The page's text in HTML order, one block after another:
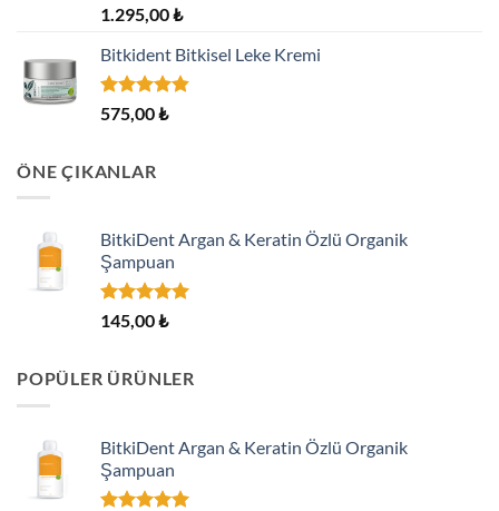
5
üzerinden
4.70 oy
aldı
1.295,00₺
Bitkident Bitkisel Leke Kremi
5 üzerinden
4.82oy
575,00₺
ÖNE ÇIKANLAR
BitkiDent Argan & Keratin Özlü Organik
Şampuan
5 üzerinden
5.00oy
145,00₺
POPÜLER ÜRÜNLER
BitkiDent Argan & Keratin Özlü Organik
Şampuan